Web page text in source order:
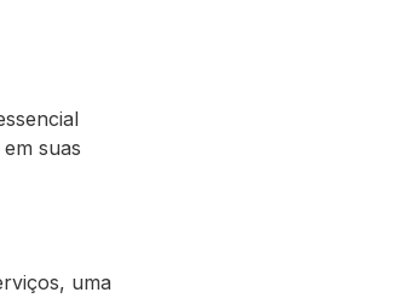
suas
uma